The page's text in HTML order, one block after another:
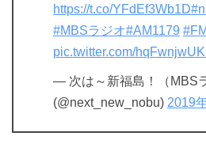
https://t.co/YFdEf3Wb1D
#MBSラジオ#AM1179
pic.twitter.com/
— 次は～新福島！（MBS
(@next_new_nobu) 2019